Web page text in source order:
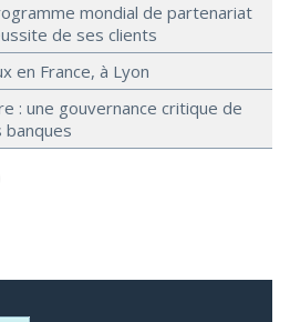
mondial de partenariat
de ses clients
en France, à Lyon
: une gouvernance critique de
banques